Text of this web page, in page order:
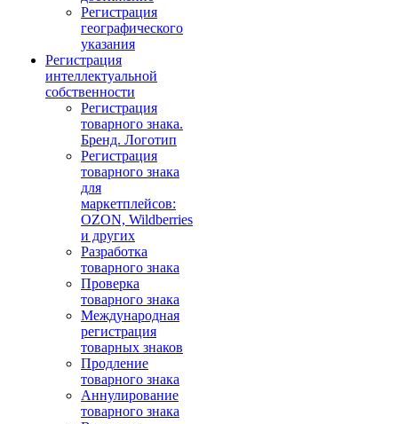
Регистрация
географического
указания
Регистрация
интеллектуальной
собственности
Регистрация
товарного знака.
Бренд. Логотип
Регистрация
товарного знака
для
маркетплейсов:
OZON, Wildberries
и других
Разработка
товарного знака
Проверка
товарного знака
Международная
регистрация
товарных знаков
Продление
товарного знака
Аннулирование
товарного знака